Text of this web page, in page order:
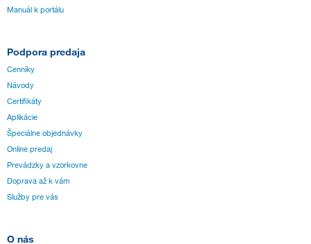
Manuál k portálu
Podpora predaja
Cenníky
Návody
Certifikáty
Aplikácie
Špeciálne objednávky
Online predaj
Prevádzky a vzorkovne
Doprava až k vám
Služby pre vás
O nás